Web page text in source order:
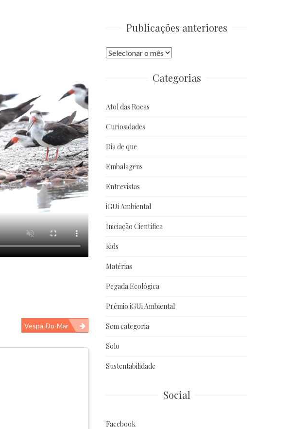
Vespa-Do-Mar
Publicações anteriores
Publicações
Categorias
Atol das Rocas
Curiosidades
Dia de que
Embalagens
Entrevistas
iGUi Ambiental
Iniciação Científica
Kids
Matérias
Pegada Ecológica
Prêmio iGUi Ambiental
Sem categoria
Solo
Sustentabilidade
Social
Facebook